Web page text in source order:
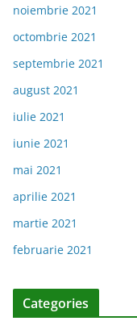
noiembrie 2021
octombrie 2021
septembrie 2021
august 2021
iulie 2021
iunie 2021
mai 2021
aprilie 2021
martie 2021
februarie 2021
Categories